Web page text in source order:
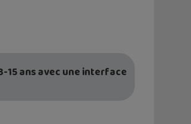
15 ans avec une interface